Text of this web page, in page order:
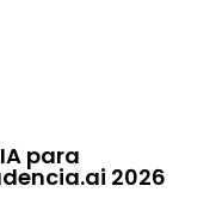
para
2026